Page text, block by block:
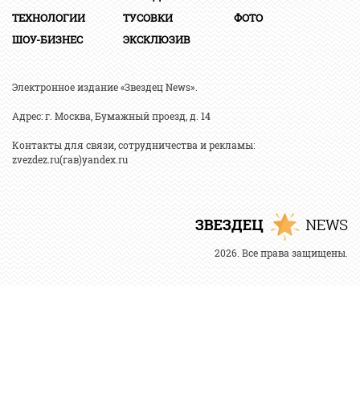
ТЕХНОЛОГИИ
ТУСОВКИ
ФОТО
ШОУ-БИЗНЕС
ЭКСКЛЮЗИВ
Электронное издание «Звездец News».
Адрес: г. Москва, Бумажный проезд, д. 14
Контакты для связи, сотрудничества и рекламы:
zvezdez.ru(гав)yandex.ru
2026. Все права защищены.